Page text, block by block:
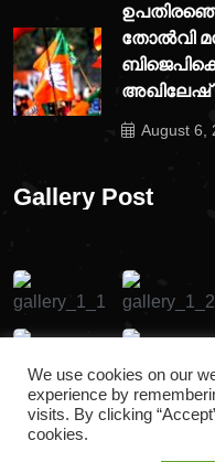
തോൽവി
അഖിലേഷ്
August 6,
Gallery Post
We use cookies on our
experience by
visits. By clicking
cookies.